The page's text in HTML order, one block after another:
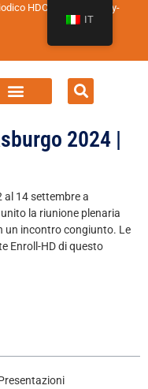
HDClarity (HDClarity-
2024 |
al 14 settembre a
la riunione plenaria
un incontro congiunto. Le
Enroll-HD di questo
IT